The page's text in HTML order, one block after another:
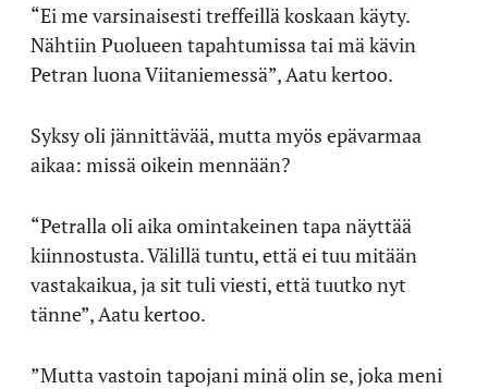
“Ei me varsinaisesti treffeillä koskaan käyty.
Nähtiin Puolueen tapahtumissa tai mä kävin
Petran luona Viitaniemessä”, Aatu kertoo.
Syksy oli jännittävää, mutta myös epävarmaa
aikaa: missä oikein mennään?
“Petralla oli aika omintakeinen tapa näyttää
kiinnostusta. Välillä tuntu, että ei tuu mitään
vastakaikua, ja sit tuli viesti, että tuutko nyt
tänne”, Aatu kertoo.
”Mutta vastoin tapojani minä olin se, joka meni